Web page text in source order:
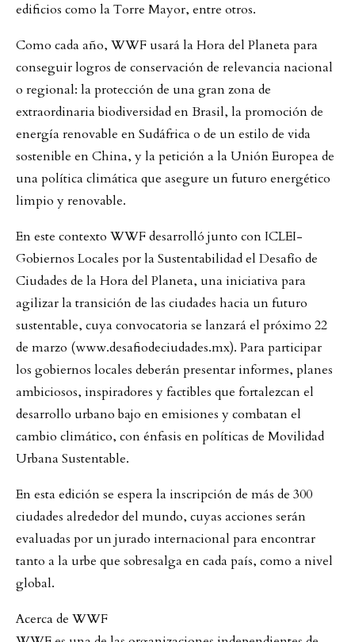
edificios como la Torre Mayor, entre otros.
Como cada año, WWF usará la Hora del Planeta para
conseguir logros de conservación de relevancia nacional
o regional: la protección de una gran zona de
extraordinaria biodiversidad en Brasil, la promoción de
energía renovable en Sudáfrica o de un estilo de vida
sostenible en China, y la petición a la Unión Europea de
una política climática que asegure un futuro energético
limpio y renovable.
En este contexto WWF desarrolló junto con ICLEI-
Gobiernos Locales por la Sustentabilidad el Desafío de
Ciudades de la Hora del Planeta, una iniciativa para
agilizar la transición de las ciudades hacia un futuro
sustentable, cuya convocatoria se lanzará el próximo 22
de marzo (www.desafiodeciudades.mx). Para participar
los gobiernos locales deberán presentar informes, planes
ambiciosos, inspiradores y factibles que fortalezcan el
desarrollo urbano bajo en emisiones y combatan el
cambio climático, con énfasis en políticas de Movilidad
Urbana Sustentable.
En esta edición se espera la inscripción de más de 300
ciudades alrededor del mundo, cuyas acciones serán
evaluadas por un jurado internacional para encontrar
tanto a la urbe que sobresalga en cada país, como a nivel
global.
Acerca de WWF